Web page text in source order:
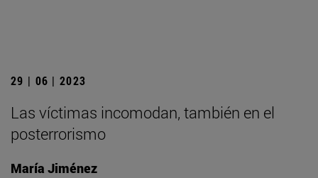
29 | 06 | 2023
Las víctimas incomodan, también en el
posterrorismo
María Jiménez